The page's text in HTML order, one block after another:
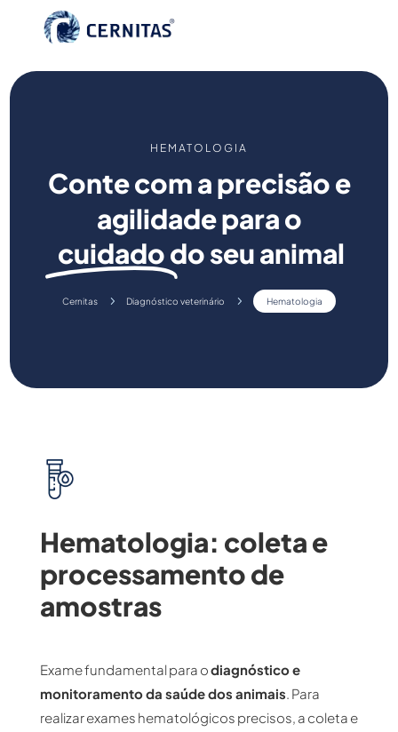
HEMATOLOGIA
Conte com a precisão e
agilidade para o
cuidadodo seu animal
Cernitas 5 Diagnóstico veterinário 5 Hematologia
Hematologia: coleta e
processamento de
amostras
Exame fundamental para odiagnóstico e
monitoramento da saúde dos animais. Para
realizar exames hematológicos precisos, a coleta e